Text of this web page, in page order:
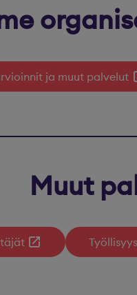
ja muut palvelut
Muut